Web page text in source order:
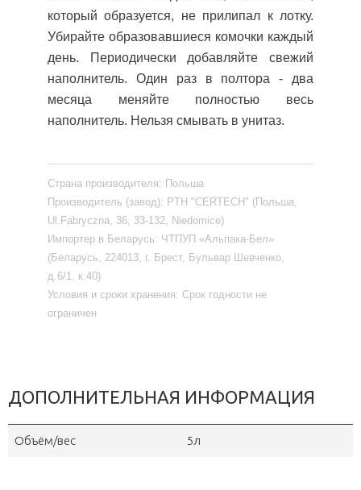
который образуется, не прилипал к лотку.
Убирайте образовавшиеся комочки каждый
день. Периодически добавляйте свежий
наполнитель. Один раз в полтора - два
месяца меняйте полностью весь
наполнитель. Нельзя смывать в унитаз.
Страна производителя: Польша
Производитель (завод): PTH "CERTECH" (Польша,
Ul.Fabryczna, 36, 33-132, Niedomice)
Импортер в Беларусь: ЧТПУП «Альпака-Бел»
(Беларусь, 224013, г. Брест, Бульвар Шевченко,
д.6/1, к.40)
Условия и сроки хранения: Срок годности не
ограничен
ДОПОЛНИТЕЛЬНАЯ ИНФОРМАЦИЯ
Объём/вес 5л